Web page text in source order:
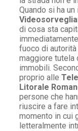
Quando si ha
di cosa sta
fuoco di
maggiore tutela
immobili.
proprio alle
Litorale
persone che
riuscire a fare
momento in cui
letteralmente